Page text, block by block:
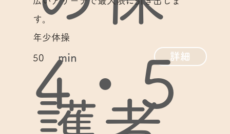
す。
詳細
年少体操
50 min
4・5